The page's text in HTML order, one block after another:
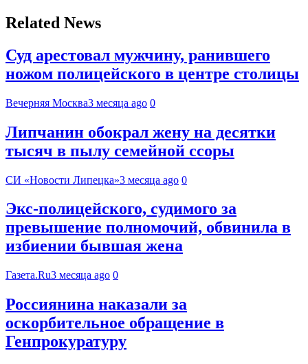
Related News
Суд арестовал мужчину, ранившего
ножом полицейского в центре столицы
Вечерняя Москва3 месяца ago 0
Липчанин обокрал жену на десятки
тысяч в пылу семейной ссоры
СИ «Новости Липецка»3 месяца ago 0
Экс-полицейского, судимого за
превышение полномочий, обвинила в
избиении бывшая жена
Газета.Ru3 месяца ago 0
Россиянина наказали за
оскорбительное обращение в
Генпрокуратуру